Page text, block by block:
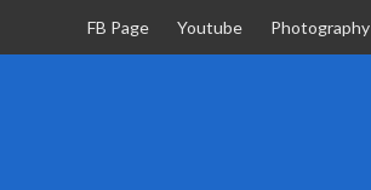
FB Page Youtube Photography